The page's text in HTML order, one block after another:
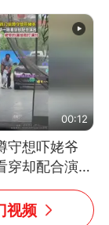
人：已报警
00:12
守想吓姥爷
穿却配合演出
演技我打满
视频